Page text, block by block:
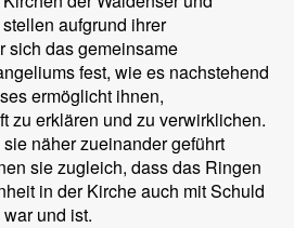
aufgrund ihrer
sich das gemeinsame
fest, wie es nachstehend
ermöglicht ihnen,
zu erklären und zu verwirklichen.
näher zueinander geführt
sie zugleich, dass das Ringen
in der Kirche auch mit Schuld
und ist.